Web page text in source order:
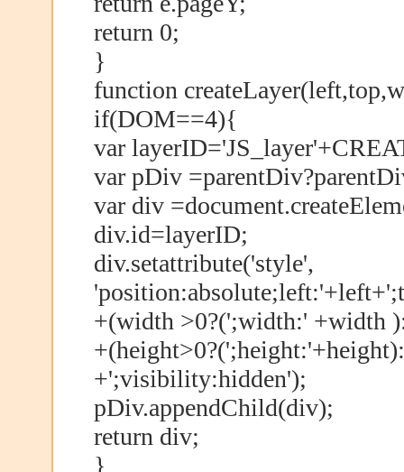
return 0;
}
function
if(DOM==4){
var
var pDiv
var div
div.id=layerID;
div.setattribute('style',
+(width >0?(';width:' +width
+';visibility:hidden');
pDiv.appendChild(div);
return div;
}